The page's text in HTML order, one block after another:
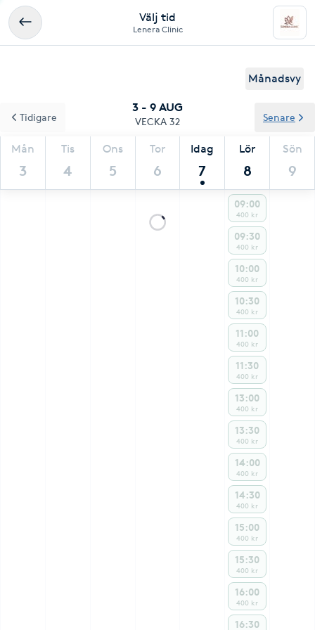
Välj tid
Lenera Clinic
Månadsvy
3 - 9 AUG
VECKA 32
Mån
3
Tis
4
Ons
5
Tor
6
Idag
7
Lör
8
Sön
9
Tidigare Senare
09:00
400 kr
09:30
400 kr
10:00
400 kr
10:30
400 kr
11:00
400 kr
11:30
400 kr
13:00
400 kr
13:30
400 kr
14:00
400 kr
14:30
400 kr
15:00
400 kr
15:30
400 kr
16:00
400 kr
16:30